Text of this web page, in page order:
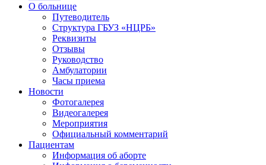
О больнице
Путеводитель
Структура ГБУЗ «НЦРБ»
Реквизиты
Отзывы
Руководство
Амбулатории
Часы приема
Новости
Фотогалерея
Видеогалерея
Мероприятия
Официальный комментарий
Пациентам
Информация об аборте